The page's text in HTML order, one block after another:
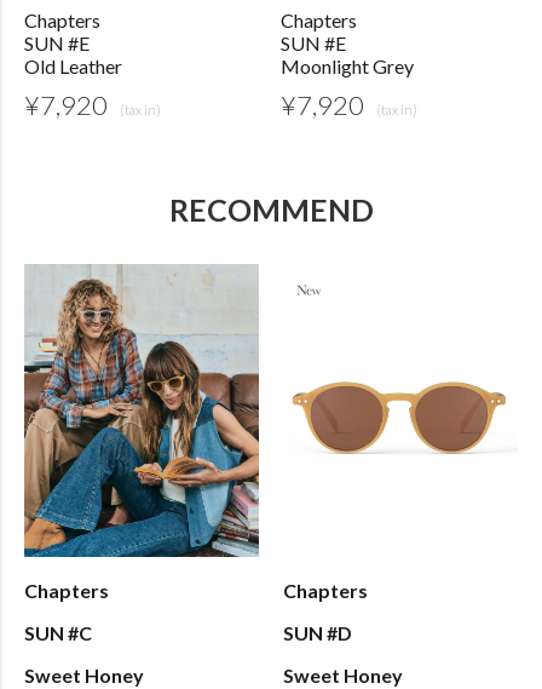
Chapters
SUN #E
Old Leather
¥7,920
Chapters
SUN #E
Moonlight Grey
¥7,920
RECOMMEND
Chapters
SUN #C
Sweet Honey
Chapters
SUN #D
Sweet Honey